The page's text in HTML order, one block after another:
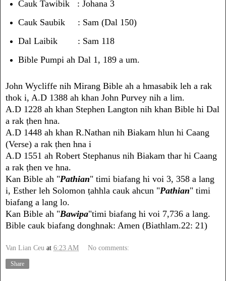
Cauk Tawibik : Johana 3
Cauk Saubik : Sam (Dal 150)
Dal Laibik : Sam 118
Bible Pumpi ah Dal 1, 189 a um.
John Wycliffe nih Mirang Bible ah a hmasabik leh a rak
thok i, A.D 1388 ah khan John Purvey nih a lim.
A.D 1228 ah khan Stephen Langton nih khan Bible hi Dal
a rak ṭhen hna.
A.D 1448 ah khan R.Nathan nih Biakam hlun hi Caang
(Verse) a rak ṭhen hna i
A.D 1551 ah Robert Stephanus nih Biakam thar hi Caang
a rak ṭhen ve hna.
Kan Bible ah "Pathian" timi biafang hi voi 3, 358 a lang
i, Esther leh Solomon ṭahhla cauk ahcun "Pathian" timi
biafang a lang lo.
Kan Bible ah "Bawipa"timi biafang hi voi 7,736 a lang.
Bible cauk biafang donghnak: Amen (Biathlam.22: 21)
Van Lian Ceu at 6:23 AM No comments:
Share